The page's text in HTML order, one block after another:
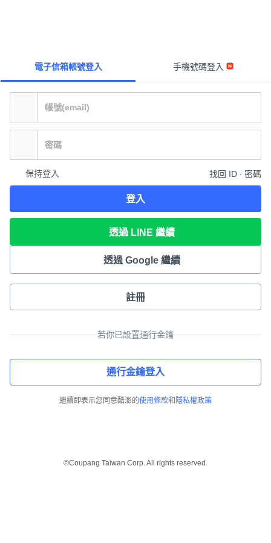
電子信箱帳號登入 手機號碼登入
保持登入 找回 ID ∙ 密碼
登入
透過 LINE 繼續
透過 Google 繼續
註冊
若你已設置通行金鑰
通行金鑰登入
繼續即表示您同意酷澎的使用條款和 隱私權政策
©Coupang Taiwan Corp. All rights reserved.